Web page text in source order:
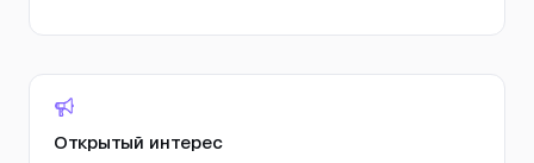
Открытый интерес